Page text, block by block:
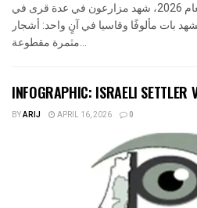
في الثالث من شهر أيار من العام 2026، شهد مزارعون في عدة قرى في
بات مألوفًا وقاسيا في آنٍ واحد: أشجار
INFOGRAPHIC: ISRAELI SETTLER
BYARIJ APRIL 16, 2026 0